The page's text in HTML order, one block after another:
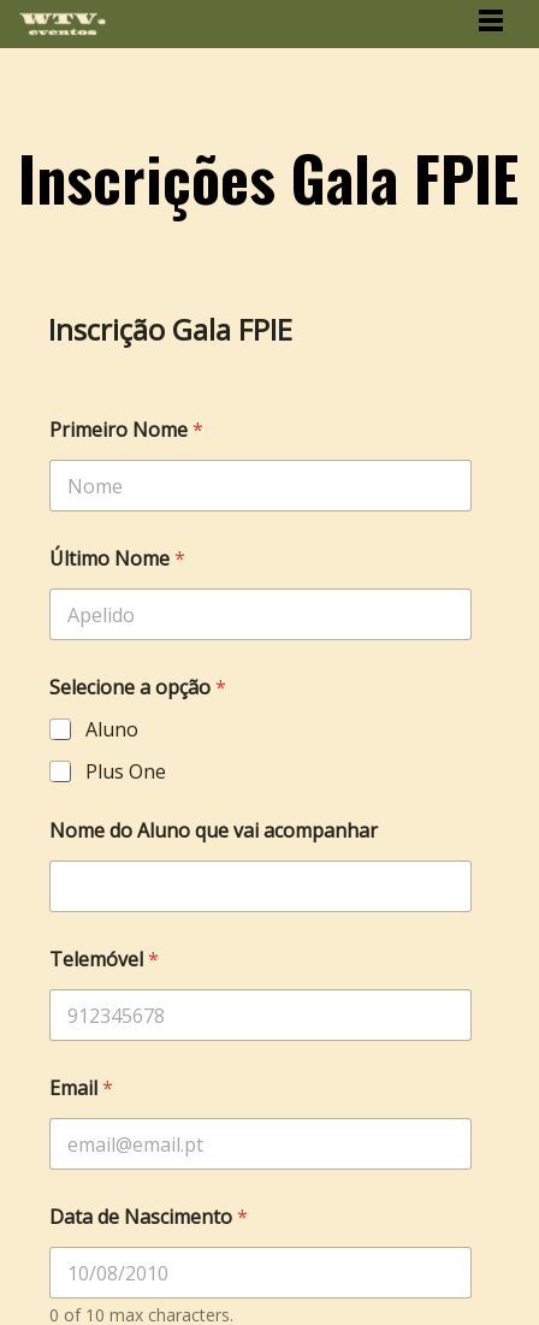
Inscrições Gala FPIE
Inscrição Gala FPIE
Primeiro Nome*
Último Nome*
Selecione a opção*
Aluno
Plus One
Nome do Aluno que vai acompanhar
Telemóvel*
Email*
Data de Nascimento*
0 of 10 max characters.